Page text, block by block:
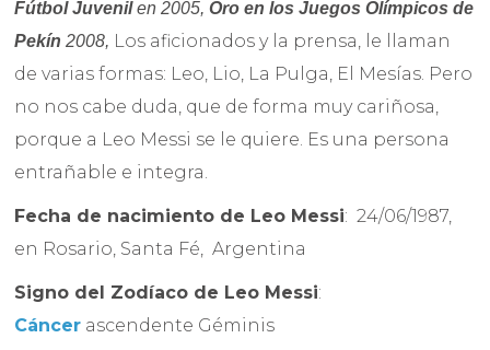
Fútbol Juvenilen 2005,Oro en los Juegos Olímpicos de
Pekín2008, Los aficionados y la prensa, le llaman
de varias formas: Leo, Lio, La Pulga, El Mesías. Pero
no nos cabe duda, que de forma muy cariñosa,
porque a Leo Messi se le quiere. Es una persona
entrañable e integra.
Fecha de nacimiento de Leo Messi: 24/06/1987,
en Rosario, Santa Fé, Argentina
Signo del Zodíaco de Leo Messi:
Cáncer ascendente Géminis